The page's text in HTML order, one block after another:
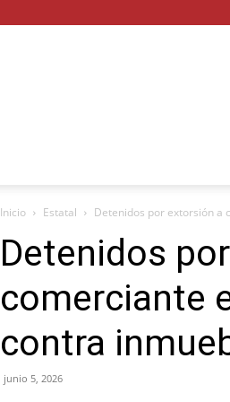
Inicio Estatal Detenidos por extorsión a
Detenidos
comerciante
contra
junio 5, 2026